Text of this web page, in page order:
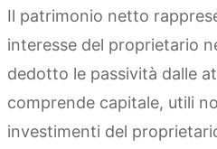
Il patrimonio netto
interesse del proprietario
dedotto le passività dalle
comprende capitale, utili
investimenti del